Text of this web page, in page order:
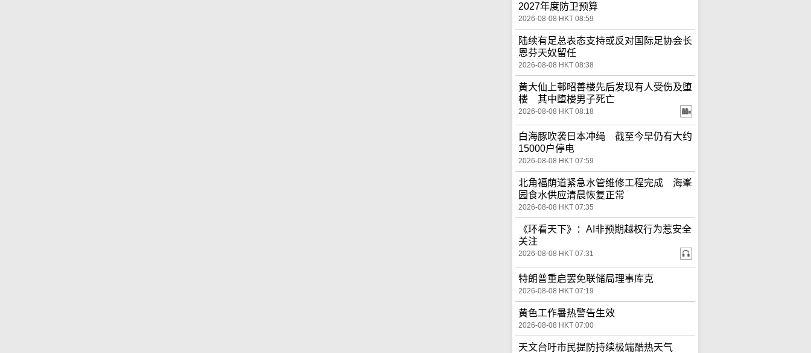
2027年度防卫预算
2026-08-08 HKT 08:59
陆续有足总表态支持或反对国际足协会长
恩芬天奴留任
2026-08-08 HKT 08:38
黄大仙上邨昭善楼先后发现有人受伤及堕
楼 其中堕楼男子死亡
2026-08-08 HKT 08:18
白海豚吹袭日本冲绳 截至今早仍有大约
15000户停电
2026-08-08 HKT 07:59
北角福荫道紧急水管维修工程完成 海峯
园食水供应清晨恢复正常
2026-08-08 HKT 07:35
《环看天下》：AI非预期越权行为惹安全
关注
2026-08-08 HKT 07:31
特朗普重启罢免联储局理事库克
2026-08-08 HKT 07:19
黄色工作暑热警告生效
2026-08-08 HKT 07:00
天文台吁市民提防持续极端酷热天气